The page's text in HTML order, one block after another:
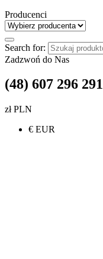
Producenci
Search for:
Zadzwoń do Nas
(48) 607 296 291
zł PLN
€ EUR